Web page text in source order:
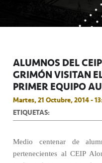
ALUMNOS DEL
GRIMÓN VISITAN
PRIMER EQUIPO
Martes, 21 Octubre, 2014 -
ETIQUETAS:
Medio centenar de
pertenecientes al CEIP